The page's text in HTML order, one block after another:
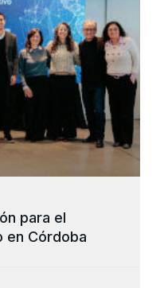
para el
en Córdoba